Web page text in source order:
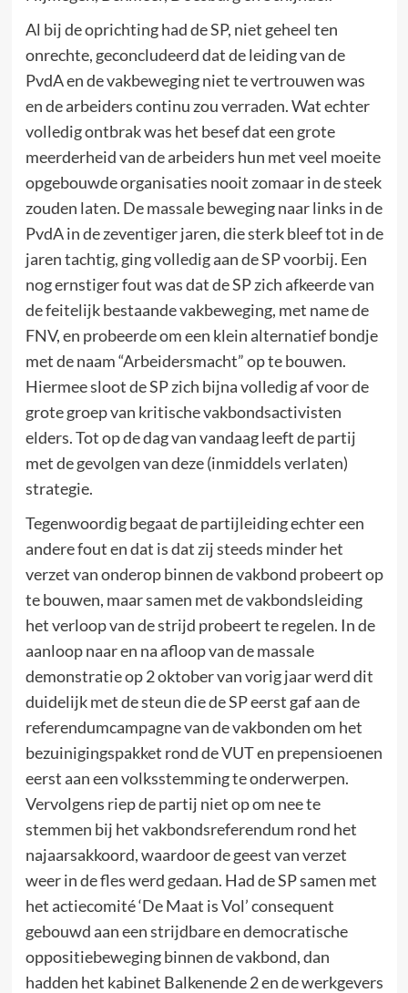
Al bij de oprichting had de SP, niet geheel ten
onrechte, geconcludeerd dat de leiding van de
PvdA en de vakbeweging niet te vertrouwen was
en de arbeiders continu zou verraden. Wat echter
volledig ontbrak was het besef dat een grote
meerderheid van de arbeiders hun met veel moeite
opgebouwde organisaties nooit zomaar in de steek
zouden laten. De massale beweging naar links in de
PvdA in de zeventiger jaren, die sterk bleef tot in de
jaren tachtig, ging volledig aan de SP voorbij. Een
nog ernstiger fout was dat de SP zich afkeerde van
de feitelijk bestaande vakbeweging, met name de
FNV, en probeerde om een klein alternatief bondje
met de naam “Arbeidersmacht” op te bouwen.
Hiermee sloot de SP zich bijna volledig af voor de
grote groep van kritische vakbondsactivisten
elders. Tot op de dag van vandaag leeft de partij
met de gevolgen van deze (inmiddels verlaten)
strategie.
Tegenwoordig begaat de partijleiding echter een
andere fout en dat is dat zij steeds minder het
verzet van onderop binnen de vakbond probeert op
te bouwen, maar samen met de vakbondsleiding
het verloop van de strijd probeert te regelen. In de
aanloop naar en na afloop van de massale
demonstratie op 2 oktober van vorig jaar werd dit
duidelijk met de steun die de SP eerst gaf aan de
referendumcampagne van de vakbonden om het
bezuinigingspakket rond de VUT en prepensioenen
eerst aan een volksstemming te onderwerpen.
Vervolgens riep de partij niet op om nee te
stemmen bij het vakbondsreferendum rond het
najaarsakkoord, waardoor de geest van verzet
weer in de fles werd gedaan. Had de SP samen met
het actiecomité ‘De Maat is Vol’ consequent
gebouwd aan een strijdbare en democratische
oppositiebeweging binnen de vakbond, dan
hadden het kabinet Balkenende 2 en de werkgevers